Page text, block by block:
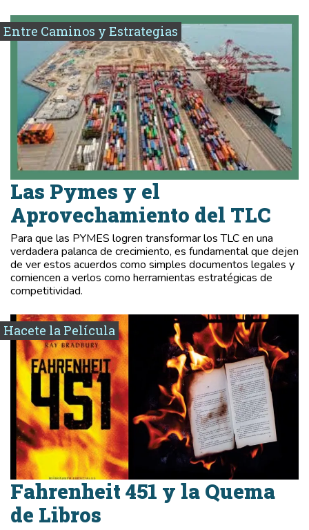
Entre Caminos y Estrategias
Las Pymes y el
Aprovechamiento del TLC
Para que las PYMES logren transformar los TLC en una
verdadera palanca de crecimiento, es fundamental que dejen
de ver estos acuerdos como simples documentos legales y
comiencen a verlos como herramientas estratégicas de
competitividad.
Hacete la Película
Fahrenheit 451 y la Quema
de Libros